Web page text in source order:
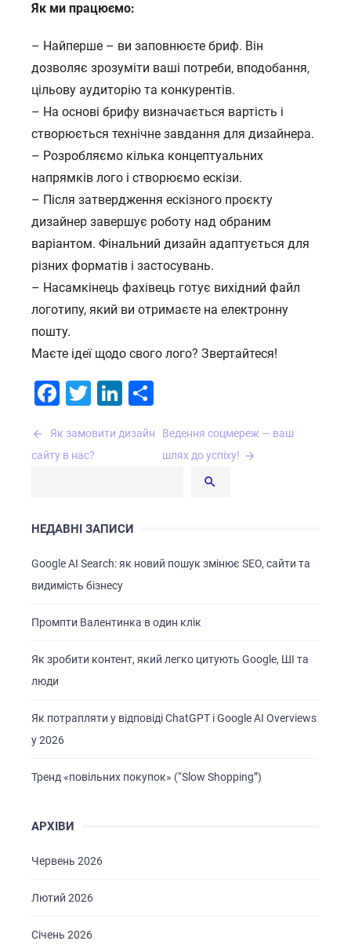
Як ми працюємо:
– Найперше – ви заповнюєте бриф. Він
дозволяє зрозуміти ваші потреби, вподобання,
цільову аудиторію та конкурентів.
– На основі брифу визначається вартість і
створюється технічне завдання для дизайнера.
– Розробляємо кілька концептуальних
напрямків лого і створюємо ескізи.
– Після затвердження ескізного проєкту
дизайнер завершує роботу над обраним
варіантом. Фінальний дизайн адаптується для
різних форматів і застосувань.
– Насамкінець фахівець готує вихідний файл
логотипу, який ви отримаєте на електронну
пошту.
Маєте ідеї щодо свого лого? Звертайтеся!
Facebook
TwitterLinkedIn
Навігація
записів
Як замовити дизайн
сайту в нас?
Ведення соцмереж — ваш
шлях до успіху!
НЕДАВНІ ЗАПИСИ
Google AI Search: як новий пошук змінює SEO, сайти та
видимість бізнесу
Промпти Валентинка в один клік
Як зробити контент, який легко цитують Google, ШІ та
люди
Як потрапляти у відповіді ChatGPT і Google AI Overviews
у 2026
Тренд «повільних покупок» (“Slow Shopping”)
АРХІВИ
Червень 2026
Лютий 2026
Січень 2026